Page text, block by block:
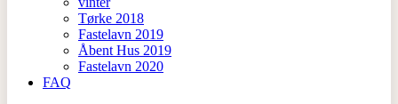
Tørke 2018
Fastelavn 2019
Åbent Hus 2019
Fastelavn 2020
FAQ